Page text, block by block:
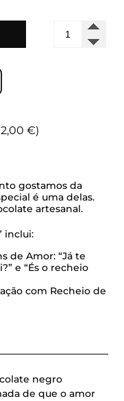
Quantidade
de
2,00€)
gostamos da
é uma delas.
artesanal.
inclui:
de Amor: “Já te
e “És o recheio
com Recheio de
negro
de que o amor